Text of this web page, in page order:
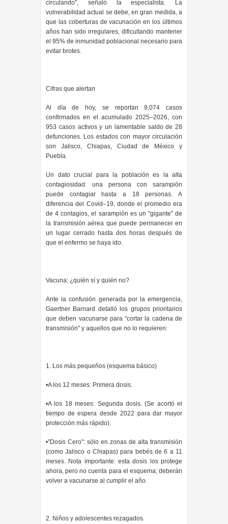
circulando", señaló la especialista. La
vulnerabilidad actual se debe, en gran medida, a
que las coberturas de vacunación en los últimos
años han sido irregulares, dificultando mantener
el 95% de inmunidad poblacional necesario para
evitar brotes.
Cifras que alertan
Al día de hoy, se reportan 9,074 casos
confirmados en el acumulado 2025–2026, con
953 casos activos y un lamentable saldo de 28
defunciones. Los estados con mayor circulación
son Jalisco, Chiapas, Ciudad de México y
Puebla.
Un dato crucial para la población es la alta
contagiosidad: una persona con sarampión
puede contagiar hasta a 18 personas. A
diferencia del Covid–19, donde el promedio era
de 4 contagios, el sarampión es un "gigante" de
la transmisión aérea que puede permanecer en
un lugar cerrado hasta dos horas después de
que el enfermo se haya ido.
Vacuna: ¿quién sí y quién no?
Ante la confusión generada por la emergencia,
Gaertner Barnard detalló los grupos prioritarios
que deben vacunarse para "cortar la cadena de
transmisión" y aquellos que no lo requieren:
1. Los más pequeños (esquema básico)
•A los 12 meses: Primera dosis.
•A los 18 meses: Segunda dosis. (Se acortó el
tiempo de espera desde 2022 para dar mayor
protección más rápido).
•"Dosis Cero": sólo en zonas de alta transmisión
(como Jalisco o Chiapas) para bebés de 6 a 11
meses. Nota importante: esta dosis los protege
ahora, pero no cuenta para el esquema; deberán
volver a vacunarse al cumplir el año.
2. Niños y adolescentes rezagados.